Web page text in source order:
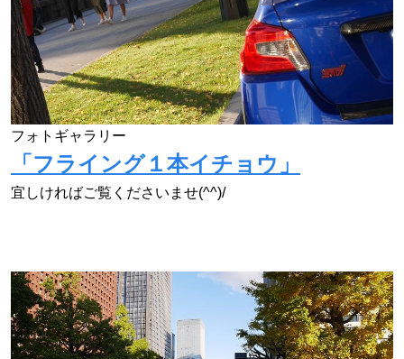
フォトギャラリー
「フライング１本イチョウ」
宜しければご覧くださいませ(^^)/